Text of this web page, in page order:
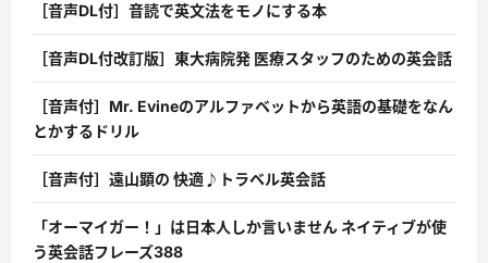
［音声DL付］音読で英文法をモノにする本
［音声DL付改訂版］東大病院発 医療スタッフのための英会話
［音声付］Mr. Evineのアルファベットから英語の基礎をなん
とかするドリル
［音声付］遠山顕の 快適♪トラベル英会話
「オーマイガー！」は日本人しか言いません ネイティブが使
う英会話フレーズ388